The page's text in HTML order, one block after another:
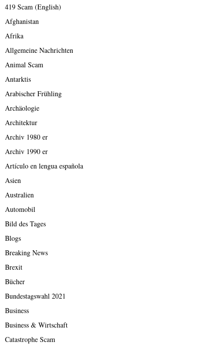
419 Scam (English)
Afghanistan
Afrika
Allgemeine Nachrichten
Animal Scam
Antarktis
Arabischer Frühling
Archäologie
Architektur
Archiv 1980 er
Archiv 1990 er
Artículo en lengua española
Asien
Australien
Automobil
Bild des Tages
Blogs
Breaking News
Brexit
Bücher
Bundestagswahl 2021
Business
Business & Wirtschaft
Catastrophe Scam